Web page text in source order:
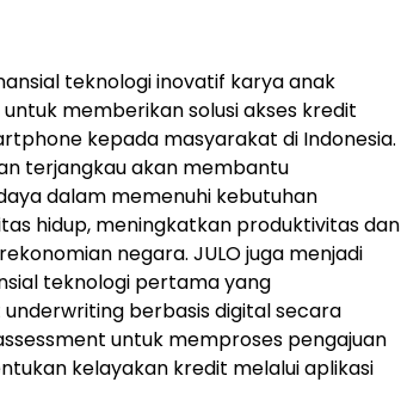
teknologi inovatif karya anak
memberikan solusi akses kredit
kepada masyarakat di Indonesia.
terjangkau akan membantu
dalam memenuhi kebutuhan
hidup, meningkatkan produktivitas dan
negara. JULO juga menjadi
teknologi pertama yang
berbasis digital secara
untuk memproses pengajuan
kelayakan kredit melalui aplikasi